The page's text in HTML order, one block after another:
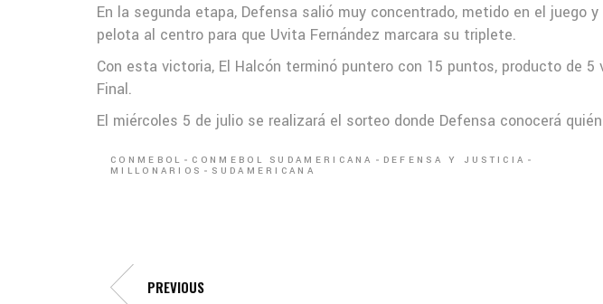
En la segunda etapa, Defensa salió muy concentrado, metido en el juego
pelota al centro para que Uvita Fernández marcara su triplete.
Con esta victoria, El Halcón terminó puntero con 15 puntos, producto de
Final.
El miércoles 5 de julio se realizará el sorteo donde Defensa conocerá
CONMEBOL CONMEBOL SUDAMERICANA
DEFENSA Y JUSTICIA
MILLONARIOS
SUDAMERICANA
PREVIOUS